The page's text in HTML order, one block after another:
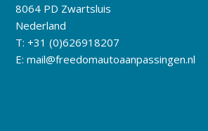
8064 PD Zwartsluis
Nederland
T:+31 (0)626918207
E:mail@freedomautoaanpassingen.nl